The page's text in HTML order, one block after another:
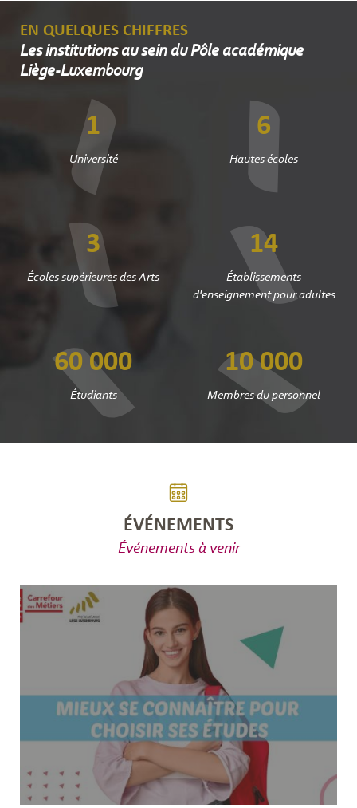
EN QUELQUES CHIFFRES
Les institutions au sein du Pôle académique
Liège-Luxembourg
1
Université
6
Hautes écoles
3
Écoles supérieures des Arts
14
Établissements
d'enseignement pour adultes
60 000
Étudiants
10 000
Membres du personnel
ÉVÉNEMENTS
Événements à venir